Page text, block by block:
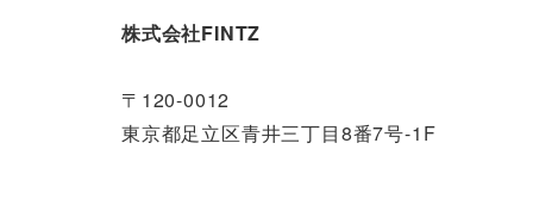
株式会社FINTZ
〒120-0012
東京都足立区青井三丁目8番7号-1F